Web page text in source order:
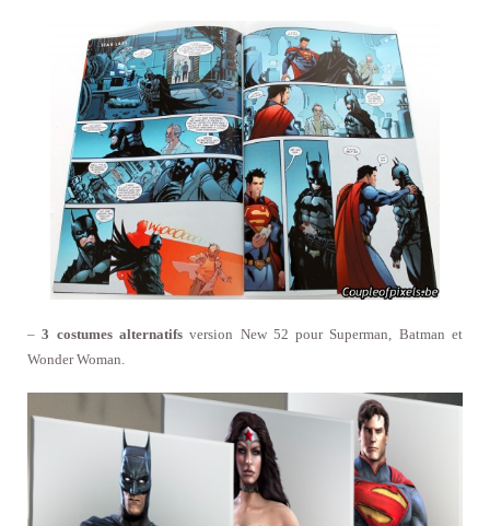
–3 costumes alternatifs version New 52pour Superman, Batman et
Wonder Woman.